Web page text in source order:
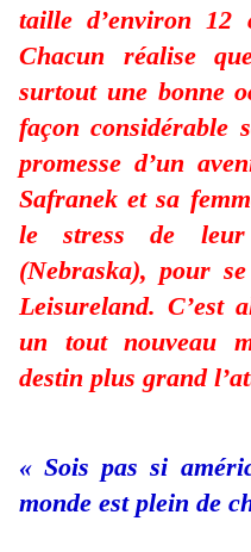
taille d’environ 12
Chacun réalise
surtout une bonne
façon considérable
promesse d’un
Safranek et sa
le stress de leur
(Nebraska), pour
Leisureland. C’est
un tout nouveau
destin plus grand
« Sois pas si
monde est plein de